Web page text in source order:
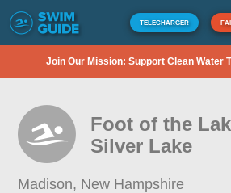
TÉLÉCHARGER
Join Our Mission: Support Clean Water
Foot of the
Silver Lake
Madison, New Hampshire